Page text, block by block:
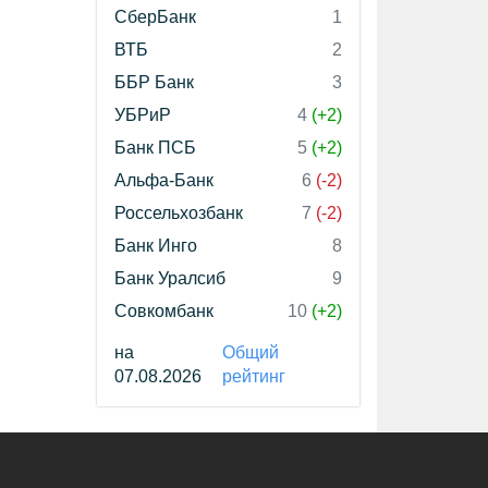
СберБанк
1
ВТБ
2
ББР Банк
3
УБРиР
4 (+2)
Банк ПСБ
5 (+2)
Альфа-Банк
6 (-2)
Россельхозбанк
7 (-2)
Банк Инго
8
Банк Уралсиб
9
Совкомбанк
10 (+2)
на
07.08.2026
Общий
рейтинг